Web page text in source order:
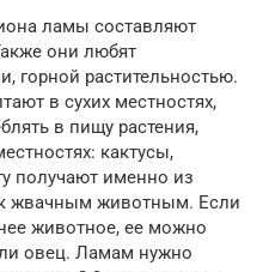
ламы составляют
они любят
горной растительностью.
в сухих местностях,
в пищу растения,
кактусы,
получают именно из
жвачным животным. Если
животное, ее можно
овец. Ламам нужно